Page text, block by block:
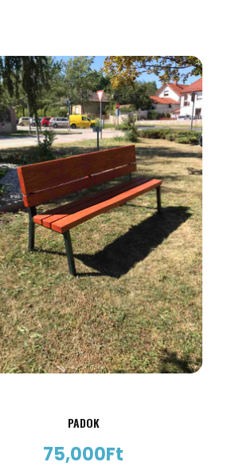
PADOK
75,000Ft